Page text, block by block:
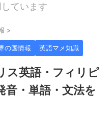
ています
>
の国情報 英語マメ知識
ス英語・フィリピ
音・単語・文法を